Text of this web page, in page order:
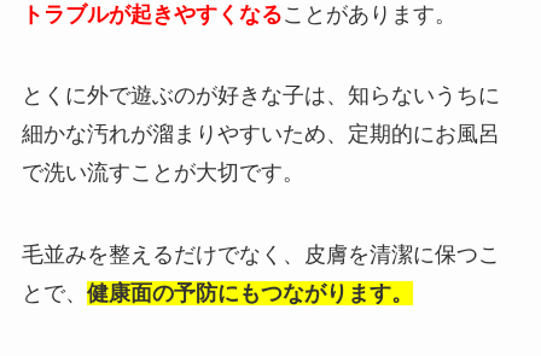
トラブルが起きやすくなることがあります。
とくに外で遊ぶのが好きな子は、知らないうちに
細かな汚れが溜まりやすいため、定期的にお風呂
で洗い流すことが大切です。
毛並みを整えるだけでなく、皮膚を清潔に保つこ
とで、 健康面の予防にもつながります。